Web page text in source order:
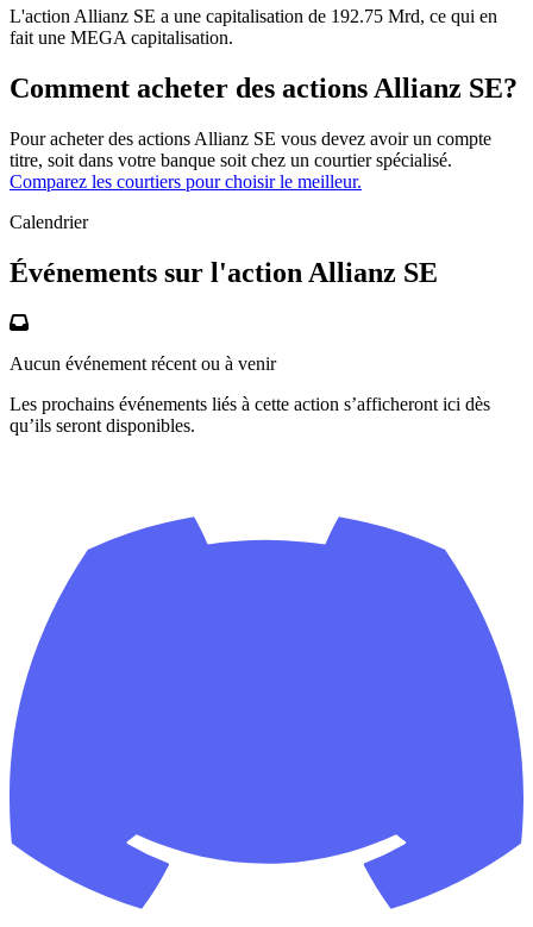
L'action Allianz SE a une capitalisation de 192.75 Mrd, ce qui en
fait une MEGA capitalisation.
Comment acheter des actions Allianz SE?
Pour acheter des actions Allianz SE vous devez avoir un compte
titre, soit dans votre banque soit chez un courtier spécialisé.
Comparez les courtiers pour choisir le meilleur.
Calendrier
Événements sur l'action Allianz SE
Aucun événement récent ou à venir
Les prochains événements liés à cette action s’afficheront ici dès
qu’ils seront disponibles.